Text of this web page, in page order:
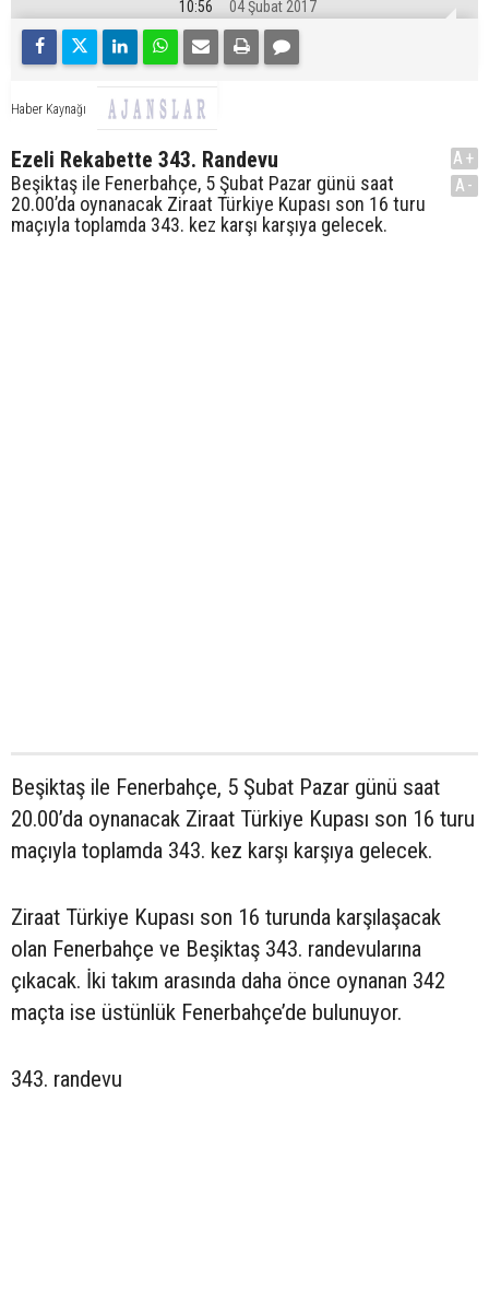
10:56 04 Şubat 2017
Haber Kaynağı
Ezeli Rekabette 343. Randevu
Beşiktaş ile Fenerbahçe, 5 Şubat Pazar günü saat
20.00’da oynanacak Ziraat Türkiye Kupası son 16 turu
maçıyla toplamda 343. kez karşı karşıya gelecek.
A+
A-
Beşiktaş ile Fenerbahçe, 5 Şubat Pazar günü saat
20.00’da oynanacak Ziraat Türkiye Kupası son 16 turu
maçıyla toplamda 343. kez karşı karşıya gelecek.
Ziraat Türkiye Kupası son 16 turunda karşılaşacak
olan Fenerbahçe ve Beşiktaş 343. randevularına
çıkacak. İki takım arasında daha önce oynanan 342
maçta ise üstünlük Fenerbahçe’de bulunuyor.
343. randevu